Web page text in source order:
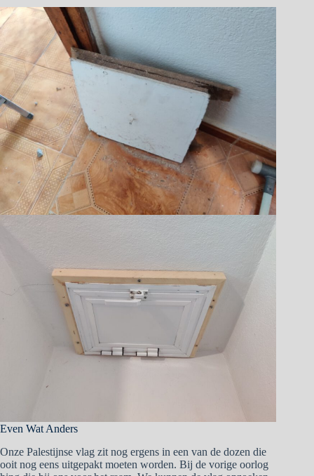
Even Wat Anders
Onze Palestijnse vlag zit nog ergens in een van de dozen die
ooit nog eens uitgepakt moeten worden. Bij de vorige oorlog